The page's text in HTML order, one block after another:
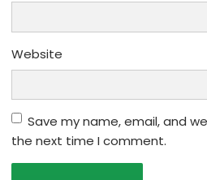
Website
Save my name, email, and
the next time I comment.